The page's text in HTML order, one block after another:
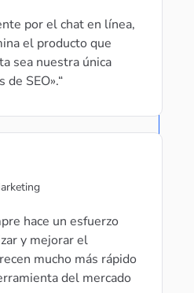
por el chat en línea,
el producto que
sea nuestra única
de SEO».
hace un esfuerzo
y mejorar el
mucho más rápido
del mercado